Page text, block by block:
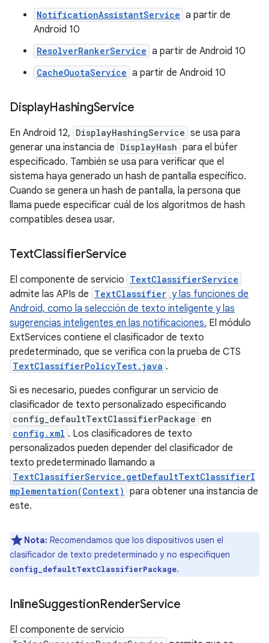
NotificationAssistantService a partir de
Android 10
ResolverRankerService a partir de Android 10
CacheQuotaService a partir de Android 10
DisplayHashingService
En Android 12, DisplayHashingService se usa para
generar una instancia de DisplayHash para el búfer
especificado. También se usa para verificar que el
sistema haya generado un hash de pantalla específico.
Cuando se genera un hash de pantalla, la persona que
llama puede especificar cuál de los algoritmos de hash
compatibles desea usar.
TextClassifierService
El componente de servicio TextClassifierService
admite las APIs de TextClassifier y las funciones de
Android, como la selección de texto inteligente y las
sugerencias inteligentes en las notificaciones. El módulo
ExtServices contiene el clasificador de texto
predeterminado, que se verifica con la prueba de CTS
TextClassifierPolicyTest.java .
Si es necesario, puedes configurar un servicio de
clasificador de texto personalizado especificando
config_defaultTextClassifierPackage en
config.xml . Los clasificadores de texto
personalizados pueden depender del clasificador de
texto predeterminado llamando a
TextClassifierService.getDefaultTextClassifierI
mplementation(Context) para obtener una instancia de
este.
Nota: Recomendamos que los dispositivos usen el
clasificador de texto predeterminado y no especifiquen
config_defaultTextClassifierPackage.
InlineSuggestionRenderService
El componente de servicio